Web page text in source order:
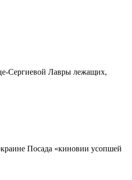
Сергиевой Лавры лежащих,
Посада «киновии усопшей